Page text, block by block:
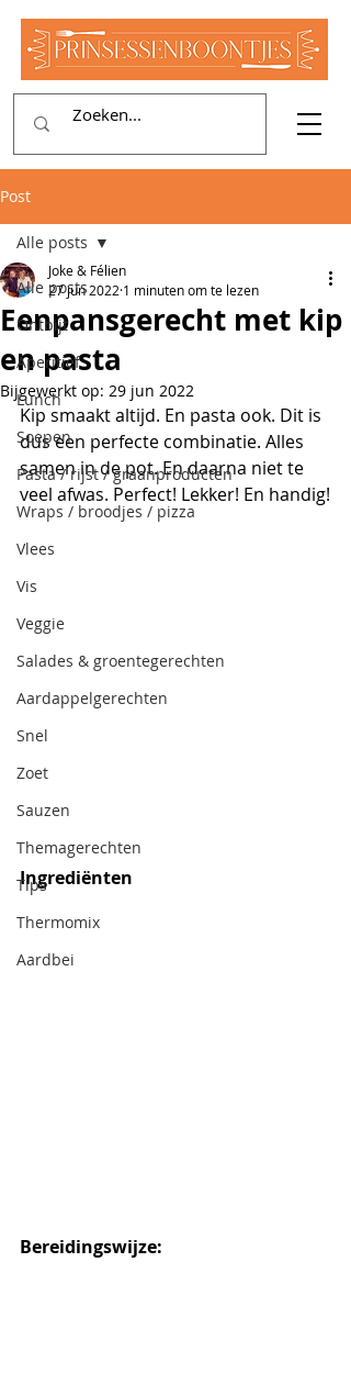
Post
Alle posts
Ontbijt
Aperitief
Lunch
Soepen
Pasta / rijst / graanproducten
Wraps / broodjes / pizza
Vlees
Vis
Veggie
Salades & groentegerechten
Aardappelgerechten
Snel
Zoet
Sauzen
Themagerechten
Tips
Thermomix
Aardbei
Alle posts
Eenpansgerecht met kip
en pasta
Joke & Félien
27 jun 2022 1 minuten om te lezen
Bijgewerkt op: 29 jun 2022
Kip smaakt altijd. En pasta ook. Dit is
dus een perfecte combinatie. Alles
samen in de pot. En daarna niet te
veel afwas. Perfect! Lekker! En handig!
Ingrediënten
Bereidingswijze: